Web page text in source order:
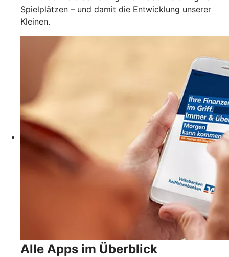
Spielplätzen – und damit die Entwicklung unserer
Kleinen.
Alle Apps im Überblick